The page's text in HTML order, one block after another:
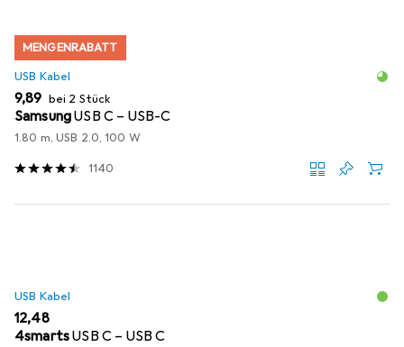
MENGENRABATT
USB Kabel
EUR
9,89 bei 2 Stück
SamsungUSB C – USB-C
1.80 m, USB 2.0, 100 W
1140
USB Kabel
EUR
12,48
4smartsUSB C – USB C